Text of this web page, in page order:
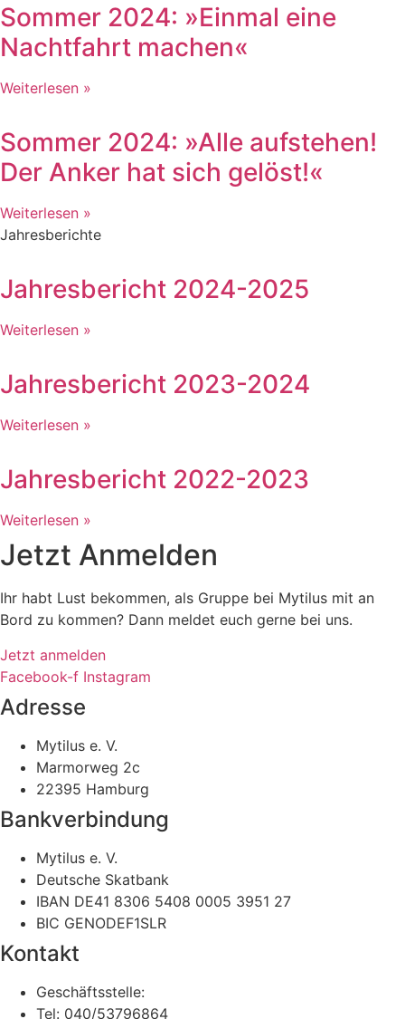
Sommer 2024: »Einmal eine
Nachtfahrt machen«
Weiterlesen »
Sommer 2024: »Alle aufstehen!
Der Anker hat sich gelöst!«
Weiterlesen »
Jahresberichte
Jahresbericht 2024-2025
Weiterlesen »
Jahresbericht 2023-2024
Weiterlesen »
Jahresbericht 2022-2023
Weiterlesen »
Jetzt Anmelden
Ihr habt Lust bekommen, als Gruppe bei Mytilus mit an
Bord zu kommen? Dann meldet euch gerne bei uns.
Jetzt anmelden
Facebook-f Instagram
Adresse
Mytilus e. V.
Marmorweg 2c
22395 Hamburg
Bankverbindung
Mytilus e. V.
Deutsche Skatbank
IBAN DE41 8306 5408 0005 3951 27
BIC GENODEF1SLR
Kontakt
Geschäftsstelle:
Tel: 040/53796864